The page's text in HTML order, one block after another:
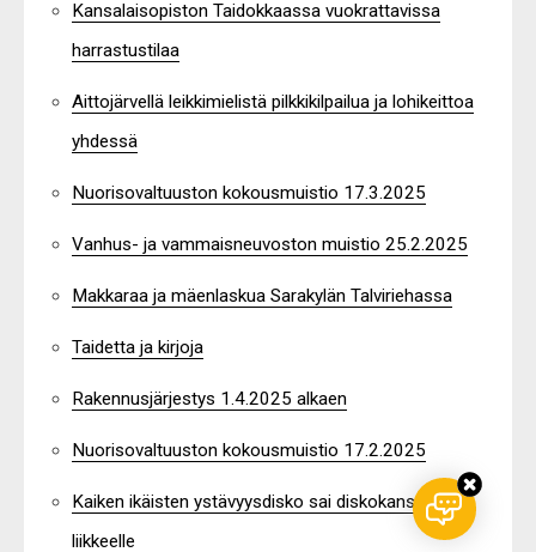
Kansalaisopiston Taidokkaassa vuokrattavissa
harrastustilaa
Aittojärvellä leikkimielistä pilkkikilpailua ja lohikeittoa
yhdessä
Nuorisovaltuuston kokousmuistio 17.3.2025
Vanhus- ja vammaisneuvoston muistio 25.2.2025
Makkaraa ja mäenlaskua Sarakylän Talviriehassa
Taidetta ja kirjoja
Rakennusjärjestys 1.4.2025 alkaen
Nuorisovaltuuston kokousmuistio 17.2.2025
Kaiken ikäisten ystävyysdisko sai diskokansan
liikkeelle